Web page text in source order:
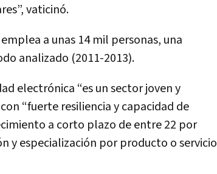
vaticinó.
a unas 14 mil personas, una
analizado (2011-2013).
electrónica “es un sector joven y
“fuerte resiliencia y capacidad de
a corto plazo de entre 22 por
y especialización por producto o servicio